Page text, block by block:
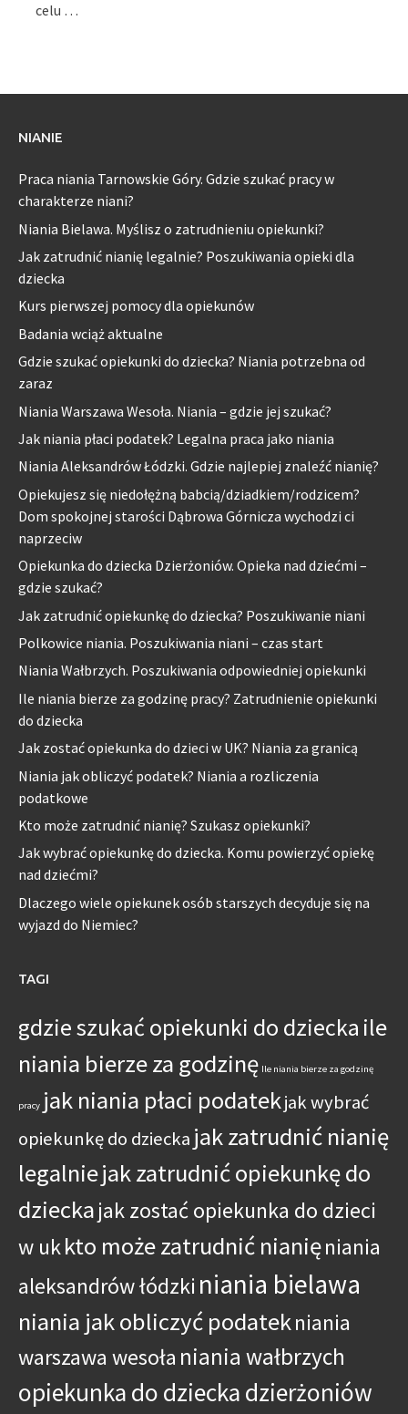
celu …
NIANIE
Praca niania Tarnowskie Góry. Gdzie szukać pracy w
charakterze niani?
Niania Bielawa. Myślisz o zatrudnieniu opiekunki?
Jak zatrudnić nianię legalnie? Poszukiwania opieki dla
dziecka
Kurs pierwszej pomocy dla opiekunów
Badania wciąż aktualne
Gdzie szukać opiekunki do dziecka? Niania potrzebna od
zaraz
Niania Warszawa Wesoła. Niania – gdzie jej szukać?
Jak niania płaci podatek? Legalna praca jako niania
Niania Aleksandrów Łódzki. Gdzie najlepiej znaleźć nianię?
Opiekujesz się niedołężną babcią/dziadkiem/rodzicem?
Dom spokojnej starości Dąbrowa Górnicza wychodzi ci
naprzeciw
Opiekunka do dziecka Dzierżoniów. Opieka nad dziećmi –
gdzie szukać?
Jak zatrudnić opiekunkę do dziecka? Poszukiwanie niani
Polkowice niania. Poszukiwania niani – czas start
Niania Wałbrzych. Poszukiwania odpowiedniej opiekunki
Ile niania bierze za godzinę pracy? Zatrudnienie opiekunki
do dziecka
Jak zostać opiekunka do dzieci w UK? Niania za granicą
Niania jak obliczyć podatek? Niania a rozliczenia
podatkowe
Kto może zatrudnić nianię? Szukasz opiekunki?
Jak wybrać opiekunkę do dziecka. Komu powierzyć opiekę
nad dziećmi?
Dlaczego wiele opiekunek osób starszych decyduje się na
wyjazd do Niemiec?
TAGI
gdzie szukać opiekunki do dziecka ile
niania bierze za godzinę Ile niania bierze za godzinę
pracy jak niania płaci podatekjak wybrać
opiekunkę do dziecka jak zatrudnić nianię
legalniejak zatrudnić opiekunkę do
dzieckajak zostać opiekunka do dzieci
w ukkto może zatrudnić nianięniania
aleksandrów łódzki niania bielawa
niania jak obliczyć podatekniania
warszawa wesoła niania wałbrzych
opiekunka do dziecka dzierżoniów